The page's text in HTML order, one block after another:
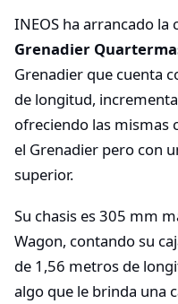
INEOS ha arrancado la
Grenadier
Grenadier que cuenta
de longitud,
ofreciendo las mismas
el Grenadier pero con
superior.
Su chasis es 305 mm
Wagon, contando su
de 1,56 metros de
algo que le brinda una